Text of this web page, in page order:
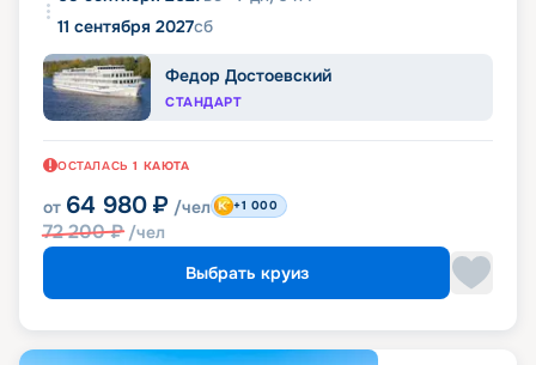
11 сентября 2027сб
Федор Достоевский
СТАНДАРТ
ОСТАЛАСЬ 1 КАЮТА
от 64 980 ₽ /чел
72 200₽ /чел
+1 000
Выбрать круиз